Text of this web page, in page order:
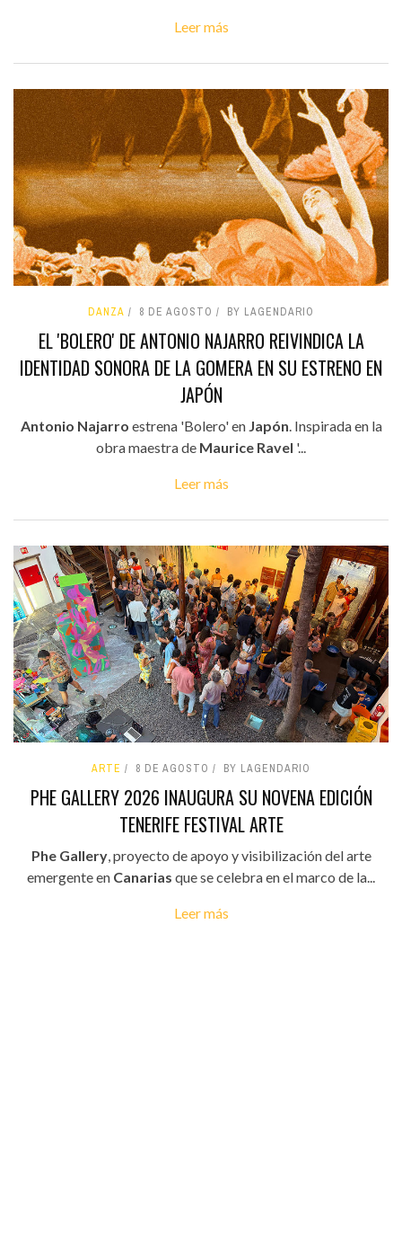
Leer más
DANZA 8 DE AGOSTO BY LAGENDARIO
EL 'BOLERO' DE ANTONIO NAJARRO REIVINDICA LA
IDENTIDAD SONORA DE LA GOMERA EN SU ESTRENO EN
JAPÓN
Antonio Najarro estrena 'Bolero' en Japón. Inspirada en la
obra maestra de Maurice Ravel '...
Leer más
ARTE 8 DE AGOSTO BY LAGENDARIO
PHE GALLERY 2026 INAUGURA SU NOVENA EDICIÓN
TENERIFE FESTIVAL ARTE
Phe Gallery, proyecto de apoyo y visibilización del arte
emergente en Canarias que se celebra en el marco de la...
Leer más